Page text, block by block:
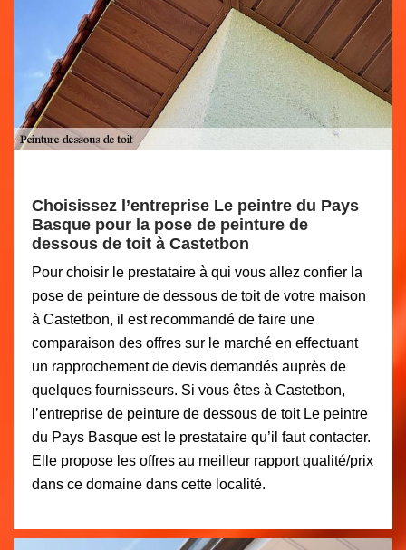
Choisissez l’entreprise Le peintre du Pays
Basque pour la pose de peinture de
dessous de toit à Castetbon
Pour choisir le prestataire à qui vous allez confier la
pose de peinture de dessous de toit de votre maison
à Castetbon, il est recommandé de faire une
comparaison des offres sur le marché en effectuant
un rapprochement de devis demandés auprès de
quelques fournisseurs. Si vous êtes à Castetbon,
l’entreprise de peinture de dessous de toit Le peintre
du Pays Basque est le prestataire qu’il faut contacter.
Elle propose les offres au meilleur rapport qualité/prix
dans ce domaine dans cette localité.